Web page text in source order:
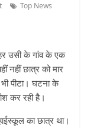
Top News
उसी के गांव के एक
नहीं छात्र को मार
पीटा। घटना के
कर रही है।
का छात्र था।